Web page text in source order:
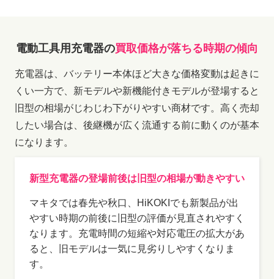
電動工具用充電器の買取価格が落ちる時期の傾向
充電器は、バッテリー本体ほど大きな価格変動は起きに
くい一方で、新モデルや新機能付きモデルが登場すると
旧型の相場がじわじわ下がりやすい商材です。高く売却
したい場合は、後継機が広く流通する前に動くのが基本
になります。
新型充電器の登場前後は旧型の相場が動きやすい
マキタでは春先や秋口、HiKOKIでも新製品が出
やすい時期の前後に旧型の評価が見直されやすく
なります。充電時間の短縮や対応電圧の拡大があ
ると、旧モデルは一気に見劣りしやすくなりま
す。